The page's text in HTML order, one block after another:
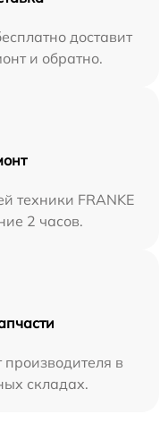
доставит
и обратно.
техники FRANKE
2 часов.
производителя в
складах.